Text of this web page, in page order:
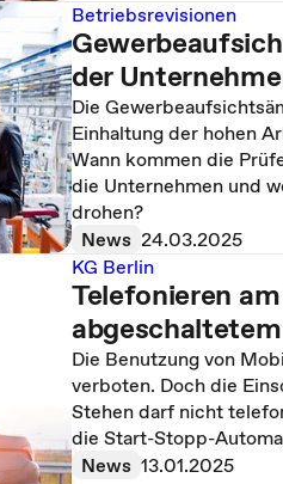
Betriebsrevisionen
der
Die
Einhaltung der hohen
Wann kommen die
die Unternehmen und
drohen?
News 24.03.2025
KG Berlin
Telefonieren
Die Benutzung von
verboten. Doch die
Stehen darf nicht
die Start-Stopp-
News 13.01.2025